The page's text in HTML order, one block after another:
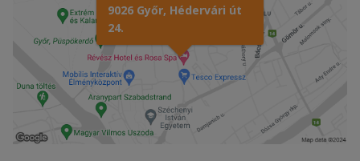
9026 Győr, Hédervári út
24.